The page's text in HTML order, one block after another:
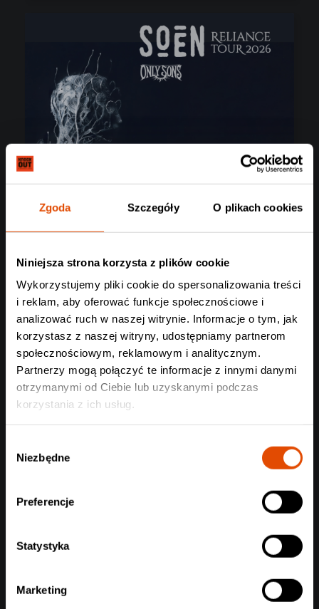
Zgoda Szczegóły O plikach cookies
Niniejsza strona korzysta z plików cookie
Wykorzystujemy pliki cookie do spersonalizowania treści
i reklam, aby oferować funkcje społecznościowe i
analizować ruch w naszej witrynie. Informacje o tym, jak
korzystasz z naszej witryny, udostępniamy partnerom
społecznościowym, reklamowym i analitycznym.
Partnerzy mogą połączyć te informacje z innymi danymi
otrzymanymi od Ciebie lub uzyskanymi podczas
korzystania z ich usług.
zgody
Niezbędne
Preferencje
Statystyka
Marketing
SOEN
ONLY SONS
Bielsko-Biała, 25.08.2026
119 zł